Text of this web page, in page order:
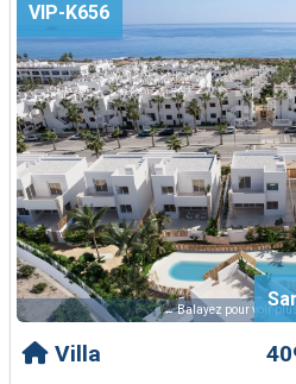
← Balayez pour voir
VIP-K656
Villa